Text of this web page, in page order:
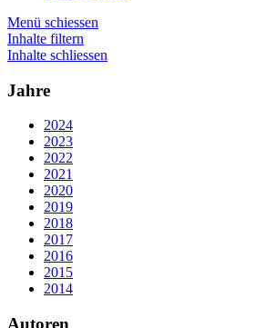
Menü schiessen
Inhalte filtern
Inhalte schliessen
Jahre
2024
2023
2022
2021
2020
2019
2018
2017
2016
2015
2014
Autoren